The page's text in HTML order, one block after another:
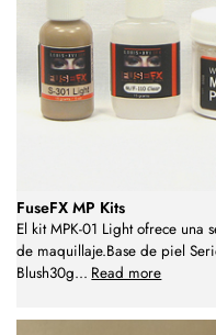
FuseFX MP Kits
El kit MPK-01 Light ofrece una
de maquillaje.Base de piel
Blush30g... Read more